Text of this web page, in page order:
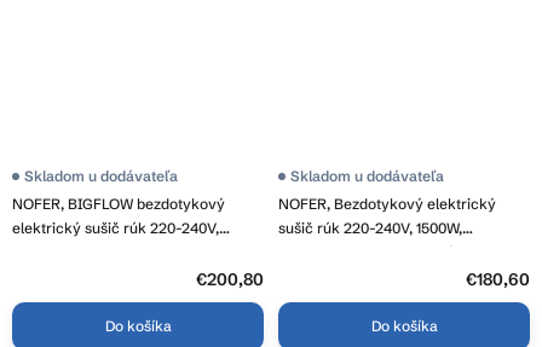
NOFER, BIGFLOW bezdotykový
elektrický sušič rúk 220-240V,
Skladom u dodávateľa
€200,80
Do košíka
NOFER, Bezdotykový elektrický
sušič rúk 220-240V, 1500W,
270x240x170 mm, lestená nerez,
Skladom u dodávateľa
€180,60
Do košíka